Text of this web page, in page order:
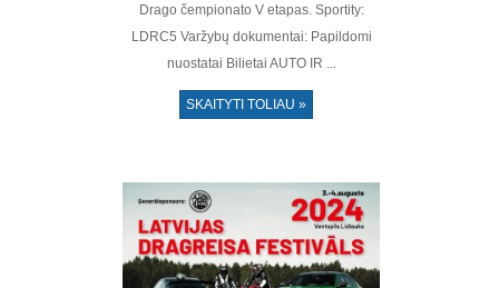
Drago čempionato V etapas. Sportity:
LDRC5 Varžybų dokumentai: Papildomi
nuostatai Bilietai AUTO IR ...
SKAITYTI TOLIAU »